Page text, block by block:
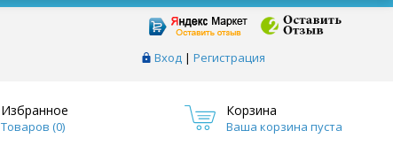
Вход | Регистрация
Избранное
Товаров (0)
Корзина
Ваша корзина пуста